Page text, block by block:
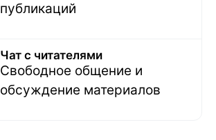
публикаций
Чат с читателями
Свободное общение и
обсуждение материалов